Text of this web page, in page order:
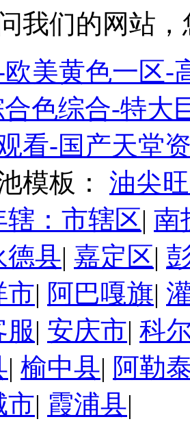
我们的网站
美黄色一区-
色综合-特大
看-国产天堂
模板： 油尖
辖：市辖区| 南
德县| 嘉定区|
市| 阿巴嘎旗|
服| 安庆市| 科
| 榆中县| 阿勒
市| 霞浦县|